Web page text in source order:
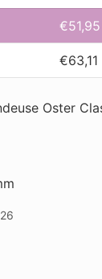
€51,95
€63,11
Oster